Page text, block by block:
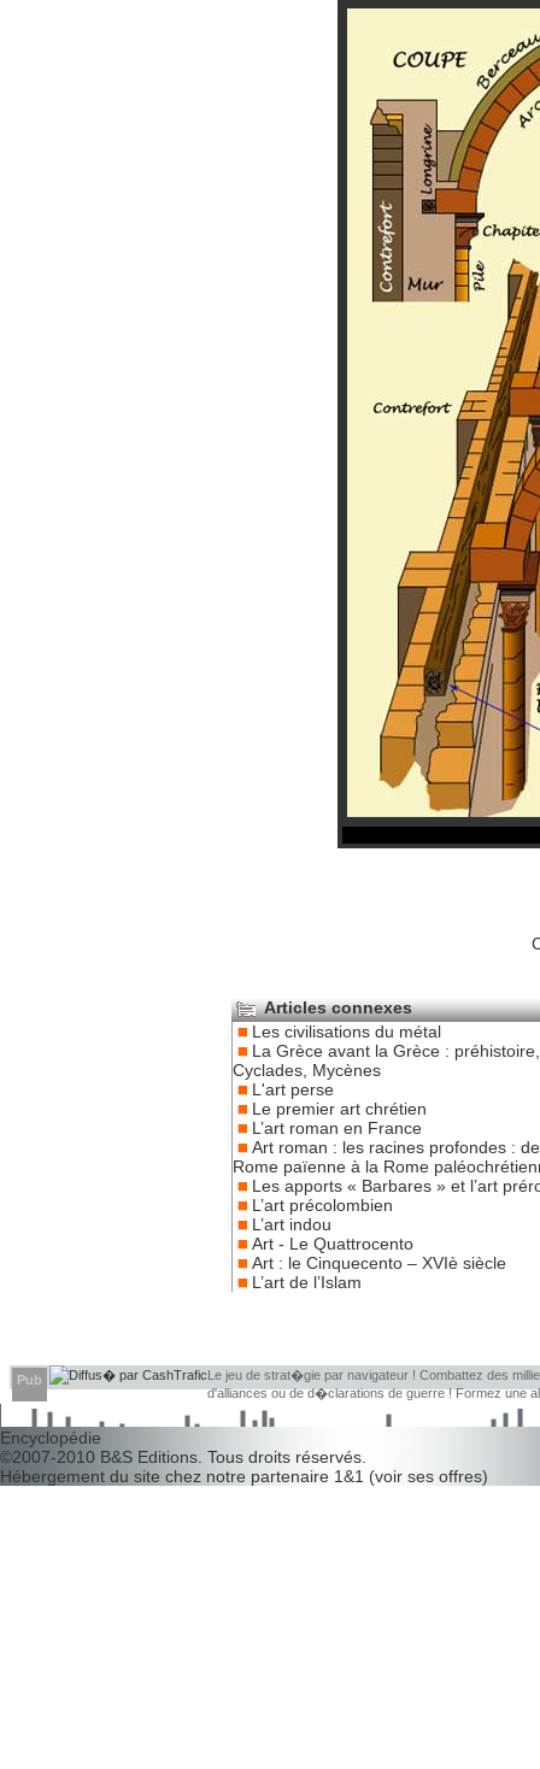
Articles connexes
Les civilisations du métal
La Grèce avant la Grèce :
Cyclades, Mycènes
L'art perse
Le premier art chrétien
L’art roman en France
Art roman : les racines profondes :
Rome païenne à la Rome
Les apports « Barbares » et l’art
L’art précolombien
L’art indou
Art - Le Quattrocento
Art : le Cinquecento – XVIè siècle
L’art de l’Islam
Pub
Le jeu de strat�gie par navigateur ! Combattez des
d'alliances ou de d�clarations de guerre ! Formez une
d�couvrir leurs faiblesses !
Encyclopédie
©2007-2010 B&S Editions . Tous droits réservés.
Hébergement du site chez notre partenaire 1&1 (voir ses offres)